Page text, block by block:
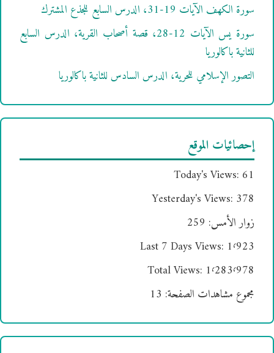
سورة الكهف الآيات 19-31، الدرس السابع للجذع المشترك
سورة يس الآيات 12-28، قصة أصحاب القرية، الدرس السابع
للثانية باكالوريا
التصور الإسلامي للحرية، الدرس السادس للثانية باكالوريا
إحصائيات الموقع
Today's Views: 61
Yesterday's Views: 378
زوار الأمس: 259
Last 7 Days Views: 1٬923
Total Views: 1٬283٬978
مجموع مشاهدات الصفحة: 13